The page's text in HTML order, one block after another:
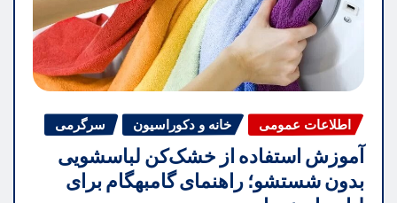
اطلاعات عمومی خانه و دکوراسیون سرگرمی
آموزش استفاده از خشک‌کن لباسشویی
بدون شستشو؛ راهنمای گامبهگام برای